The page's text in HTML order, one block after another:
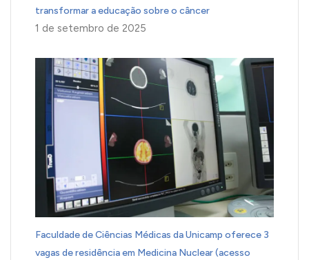
transformar a educação sobre o câncer
1 de setembro de 2025
Faculdade de Ciências Médicas da Unicamp oferece 3
vagas de residência em Medicina Nuclear (acesso